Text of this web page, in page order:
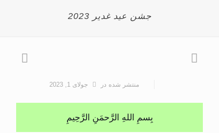
جشن عید غدیر 2023
منتشر شده در جولای 1, 2023
بِسمِ اللهِ الرَّحمَنِ الرَّحِيمِ